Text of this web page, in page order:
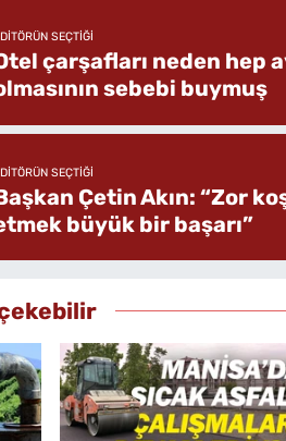
SEÇTIĞI
çarşafları neden hep
sebebi buymuş
SEÇTIĞI
Çetin Akın: “Zor
büyük bir başarı”